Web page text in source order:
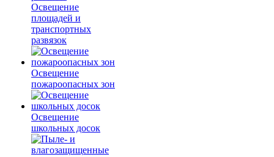
Освещение
площадей и
транспортных
развязок
Освещение
пожароопасных зон
Освещение
школьных досок